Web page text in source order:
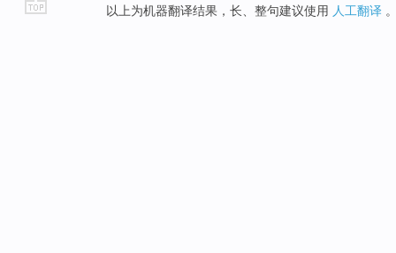
以上为机器翻译结果，长、整句建议使用 人工翻译